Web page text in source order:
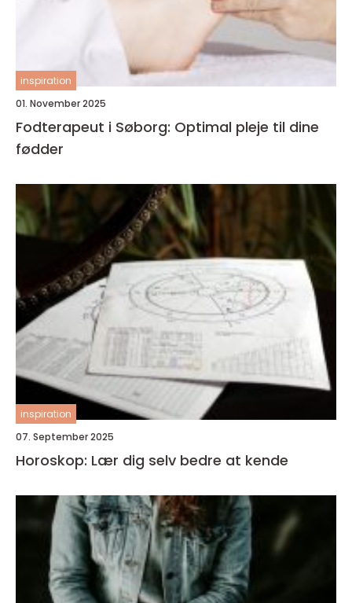
inspiration
01. November 2025
Fodterapeut i Søborg: Optimal pleje til dine
fødder
inspiration
07. September 2025
Horoskop: Lær dig selv bedre at kende